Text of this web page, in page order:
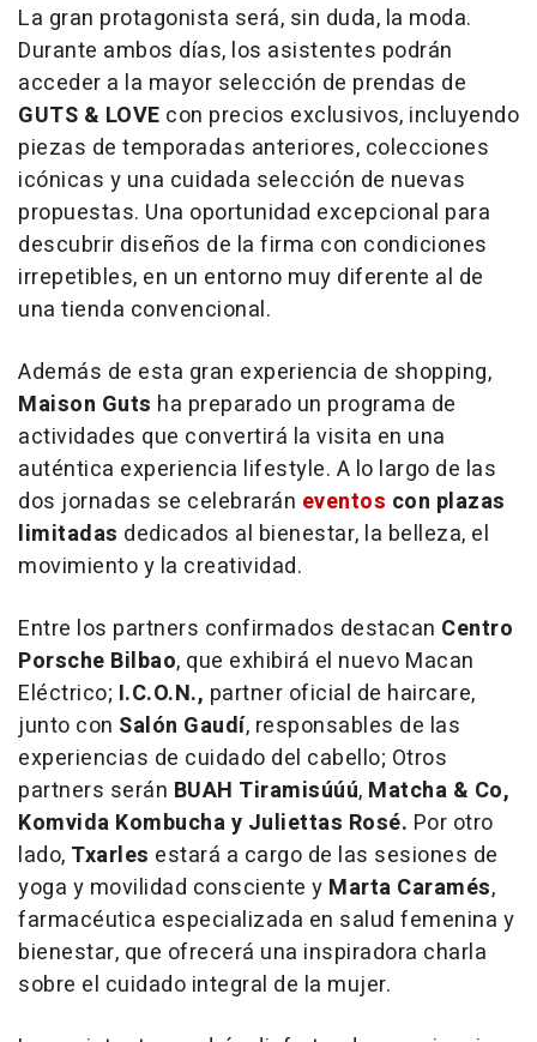
La gran protagonista será, sin duda, la moda.
Durante ambos días, los asistentes podrán
acceder a la mayor selección de prendas de
GUTS & LOVE con precios exclusivos, incluyendo
piezas de temporadas anteriores, colecciones
icónicas y una cuidada selección de nuevas
propuestas. Una oportunidad excepcional para
descubrir diseños de la firma con condiciones
irrepetibles, en un entorno muy diferente al de
una tienda convencional.
Además de esta gran experiencia de shopping,
Maison Guts ha preparado un programa de
actividades que convertirá la visita en una
auténtica experiencia lifestyle. A lo largo de las
dos jornadas se celebrarán eventos con plazas
limitadas dedicados al bienestar, la belleza, el
movimiento y la creatividad.
Entre los partners confirmados destacan Centro
Porsche Bilbao, que exhibirá el nuevo Macan
Eléctrico; I.C.O.N., partner oficial de haircare,
junto con Salón Gaudí, responsables de las
experiencias de cuidado del cabello; Otros
partners serán BUAH Tiramisúúú, Matcha & Co,
Komvida Kombucha y Juliettas Rosé. Por otro
lado, Txarles estará a cargo de las sesiones de
yoga y movilidad consciente y Marta Caramés,
farmacéutica especializada en salud femenina y
bienestar, que ofrecerá una inspiradora charla
sobre el cuidado integral de la mujer.